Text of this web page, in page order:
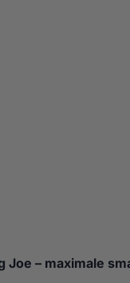
Joe
Joe – maximale